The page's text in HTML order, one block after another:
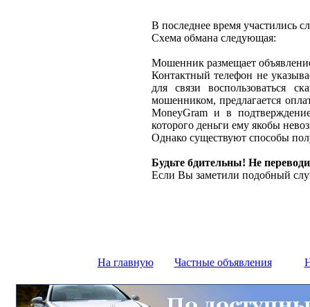
В последнее время участились
Схема обмана следующая:
Мошенник размещает
Контактный телефон не
для связи воспользоваться
мошенником, предлагается
MoneyGram и в
которого деньги ему якобы
Однако существуют способы
Будьте бдительны! Не
Если Вы заметили подобный
На главную Частные объявления